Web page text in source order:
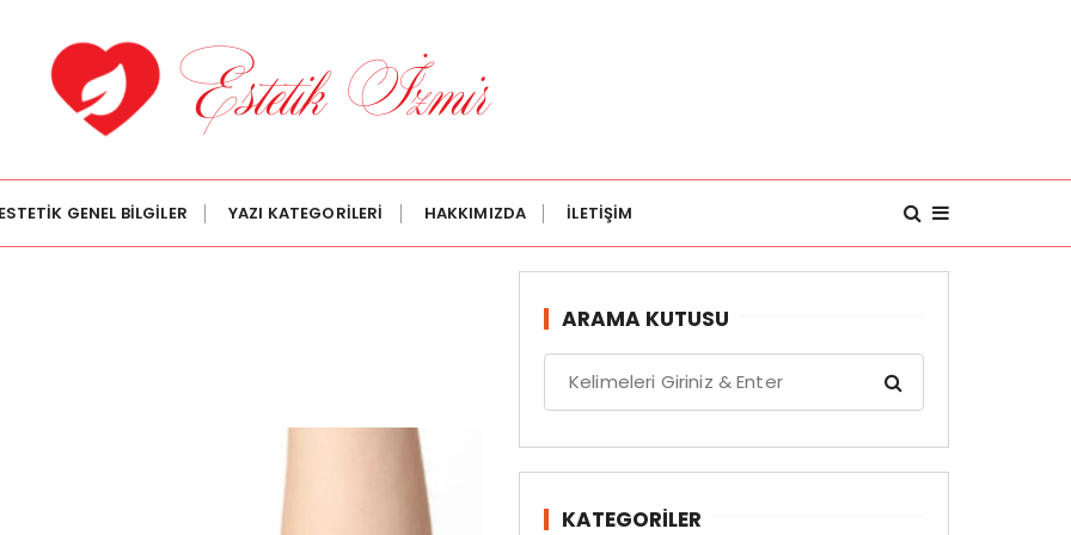
ESTETİK GENEL BİLGİLER YAZI KATEGORİLERİ HAKKIMIZDA İLETİŞİM
ARAMA KUTUSU
r
h KATEGORILER